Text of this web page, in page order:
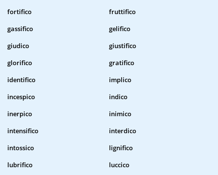
fortifico
fruttifico
gassifico
gelifico
giudico
giustifico
glorifico
gratifico
identifico
implico
incespico
indico
inerpico
inimico
intensifico
interdico
intossico
lignifico
lubrifico
luccico